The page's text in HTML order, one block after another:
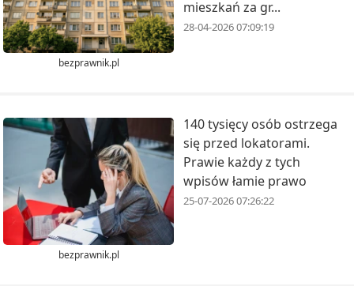
bezprawnik.pl
mieszkań za gr...
28-04-2026 07:09:19
bezprawnik.pl
140 tysięcy osób ostrzega
się przed lokatorami.
Prawie każdy z tych
wpisów łamie prawo
25-07-2026 07:26:22